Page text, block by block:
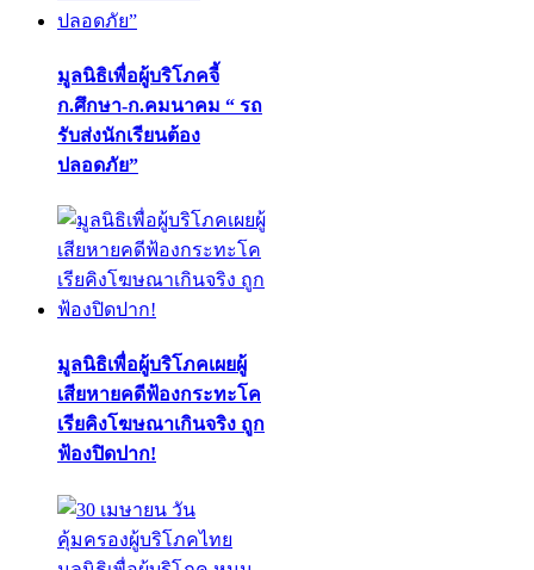
มูลนิธิเพื่อผู้บริโภคจี้
ก.ศึกษา-ก.คมนาคม “ รถ
รับส่งนักเรียนต้อง
ปลอดภัย”
มูลนิธิเพื่อผู้บริโภคเผยผู้
เสียหายคดีฟ้องกระทะโค
เรียคิงโฆษณาเกินจริง ถูก
ฟ้องปิดปาก!